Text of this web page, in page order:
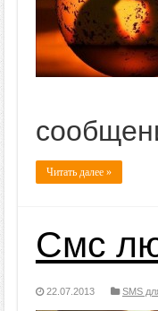
Читать далее »
Смс
22.07.2013 SMS